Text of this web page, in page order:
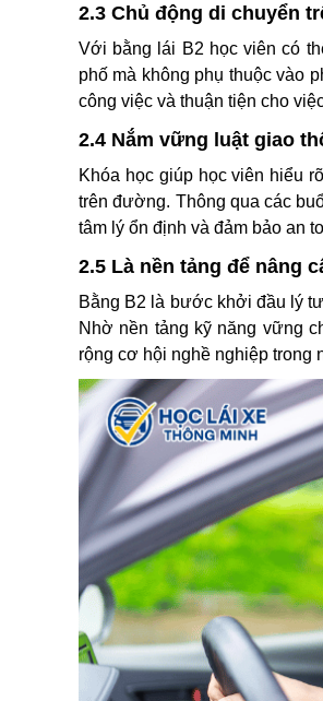
2.3 Chủ động di chuyển
Với bằng lái B2 học viên có
phố mà không phụ thuộc vào
công việc và thuận tiện cho
2.4 Nắm vững luật giao
Khóa học giúp học viên hiểu
trên đường. Thông qua các
tâm lý ổn định và đảm bảo an
2.5 Là nền tảng để nâng
Bằng B2 là bước khởi đầu lý
Nhờ nền tảng kỹ năng vững
rộng cơ hội nghề nghiệp trong